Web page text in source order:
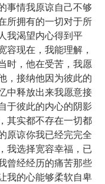
事情我原谅自己不够
所拥有的一切对于所
我渴望内心得到平
容现在，我能理解，
时，他在受苦，我愿
，接纳他因为彼此的
中释放出来我愿意接
于彼此的内心的阴影
其实都不存在一切都
原谅你我已经完完全
我选择宽容幸福，已
曾经经历的痛苦那些
我的心能够柔软自卑